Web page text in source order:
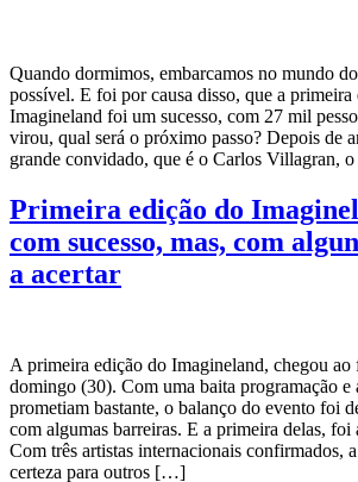
Quando dormimos, embarcamos no mundo
possível. E foi por causa disso, que a primeira
Imagineland foi um sucesso, com 27 mil
virou, qual será o próximo passo? Depois de
grande convidado, que é o Carlos
Primeira edição do
com sucesso, mas, com
a acertar
A primeira edição do Imagineland, chegou
domingo (30). Com uma baita programação e
prometiam bastante, o balanço do evento foi
com algumas barreiras. E a primeira delas, foi
Com três artistas internacionais confirmados,
certeza para outros […]